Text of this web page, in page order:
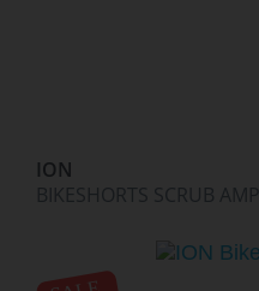
ION
BIKESHORTS SCRUB AMP